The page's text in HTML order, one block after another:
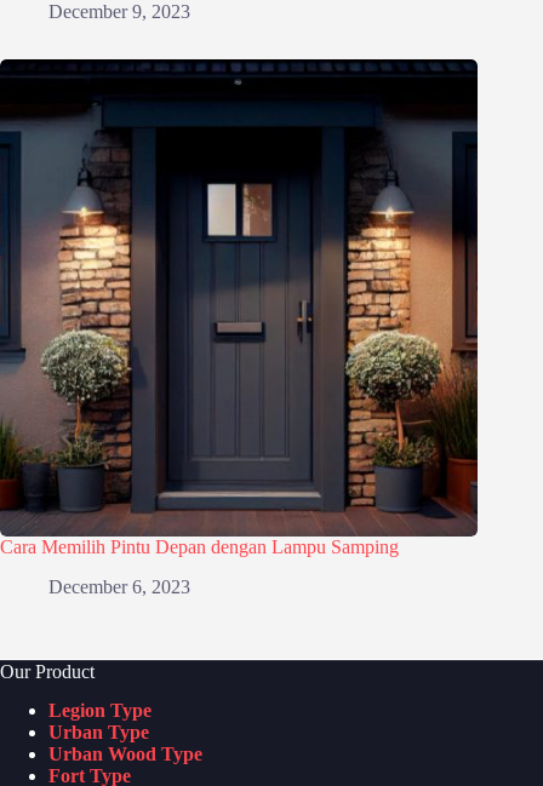
December 9, 2023
Cara Memilih Pintu Depan dengan Lampu Samping
December 6, 2023
Our Product
Legion Type
Urban Type
Urban Wood Type
Fort Type